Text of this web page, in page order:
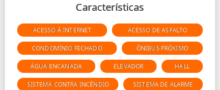
Características
ACESSO À INTERNET ACESSO DE ASFALTO
CONDOMÍNIO FECHADO ÔNIBUS PRÓXIMO
ÁGUA ENCANADA ELEVADOR HALL
SISTEMA CONTRA INCÊNDIO SISTEMA DE ALARME